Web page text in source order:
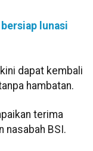
lunasi
dapat kembali
hambatan.
terima
nasabah BSI.